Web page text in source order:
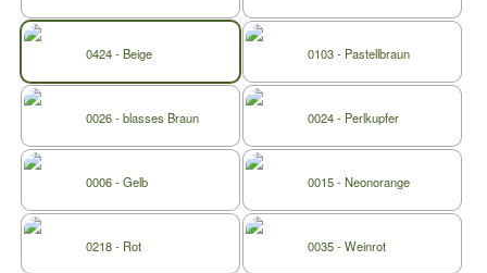
0424 - Beige 0103 - Pastellbraun
0026 - blasses Braun 0024 - Perlkupfer
0006 - Gelb 0015 - Neonorange
0218 - Rot 0035 - Weinrot